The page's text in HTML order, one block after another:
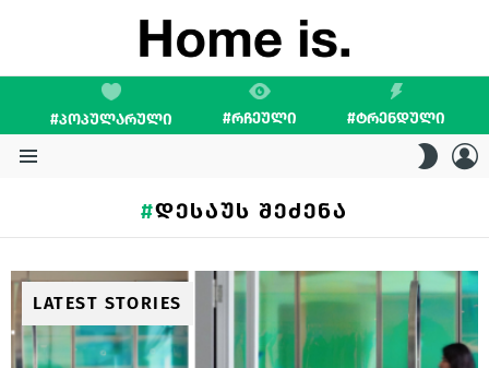
#ᲞᲝᲞᲣᲚᲐᲠᲣᲚᲘ #ᲠᲩᲔᲣᲚᲘ #ᲢᲠᲔᲜᲓᲣᲚᲘ
SKIN
ᲓᲔᲡᲐᲣᲡ ᲨᲔᲫᲔᲜᲐ
LATEST STORIES